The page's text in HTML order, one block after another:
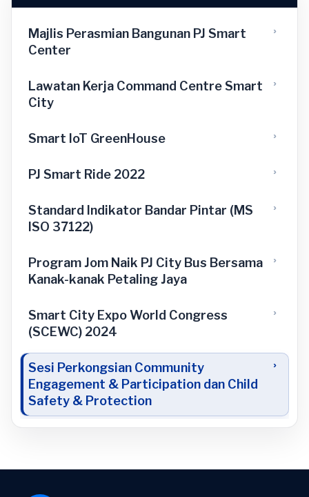
Majlis Perasmian Bangunan PJ Smart
Center
Lawatan Kerja Command Centre Smart
City
Smart loT GreenHouse
PJ Smart Ride 2022
Standard Indikator Bandar Pintar (MS
ISO 37122)
Program Jom Naik PJ City Bus Bersama
Kanak-kanak Petaling Jaya
Smart City Expo World Congress
(SCEWC) 2024
Sesi Perkongsian Community
Engagement & Participation dan Child
Safety & Protection